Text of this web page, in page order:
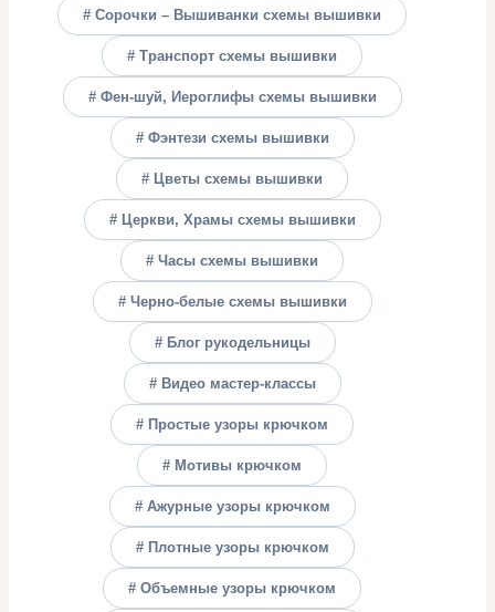
# Сорочки – Вышиванки схемы вышивки
# Транспорт схемы вышивки
# Фен-шуй, Иероглифы схемы вышивки
# Фэнтези схемы вышивки
# Цветы схемы вышивки
# Церкви, Храмы схемы вышивки
# Часы схемы вышивки
# Черно-белые схемы вышивки
# Блог рукодельницы
# Видео мастер-классы
# Простые узоры крючком
# Мотивы крючком
# Ажурные узоры крючком
# Плотные узоры крючком
# Объемные узоры крючком